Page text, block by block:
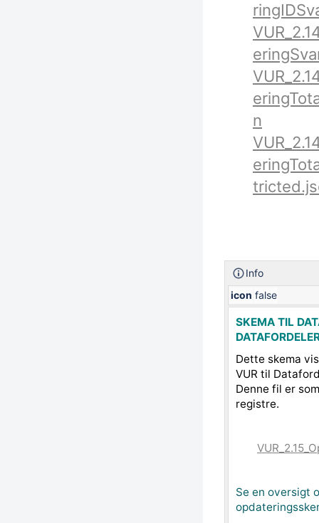
n
Info
icon false
SKEMA TIL
Dette skema
VUR til
Denne fil er
registre.
Se en oversigt